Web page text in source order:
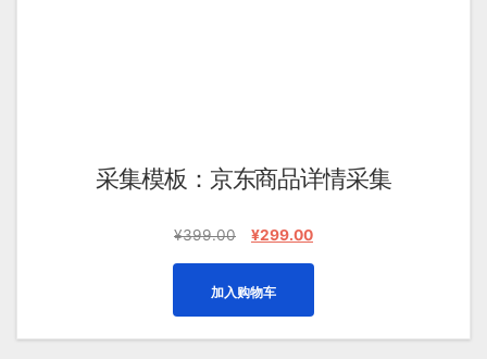
采集模板：京东商品详情采集
¥399.00
原
¥399.00。
¥299.00当
为：
¥299.00。
加入购物车